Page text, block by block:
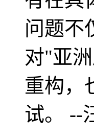
问题不
对"亚
重构，
试。 --